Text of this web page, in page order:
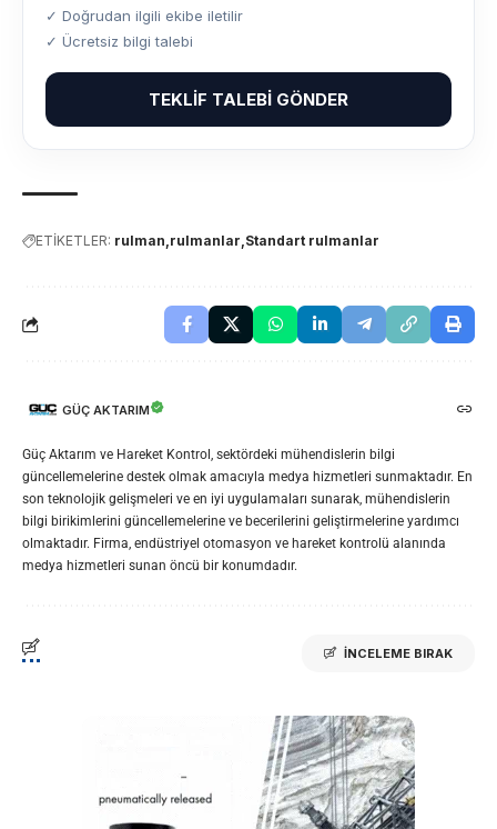
✓ Doğrudan ilgili ekibe iletilir
✓ Ücretsiz bilgi talebi
TEKLIF TALEBI GÖNDER
ETİKETLER: rulman rulmanlar Standart rulmanlar
GÜÇ AKTARIM
Güç Aktarım ve Hareket Kontrol, sektördeki mühendislerin bilgi
güncellemelerine destek olmak amacıyla medya hizmetleri sunmaktadır. En
son teknolojik gelişmeleri ve en iyi uygulamaları sunarak, mühendislerin
bilgi birikimlerini güncellemelerine ve becerilerini geliştirmelerine yardımcı
olmaktadır. Firma, endüstriyel otomasyon ve hareket kontrolü alanında
medya hizmetleri sunan öncü bir konumdadır.
İNCELEME BIRAK